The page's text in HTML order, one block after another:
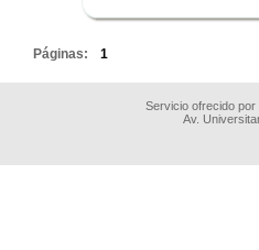
Páginas: 1
Servicio ofrecido
Av.